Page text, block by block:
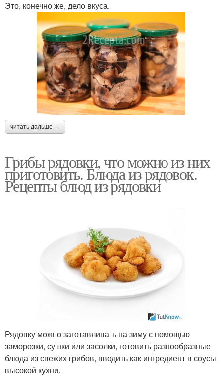
Это, конечно же, дело вкуса.
читать дальше →
Грибы рядовки, что можно из них
приготовить. Блюда из рядовок.
Рецепты блюд из рядовки
Рядовку можно заготавливать на зиму с помощью
заморозки, сушки или засолки, готовить разнообразные
блюда из свежих грибов, вводить как ингредиент в соусы
высокой кухни.